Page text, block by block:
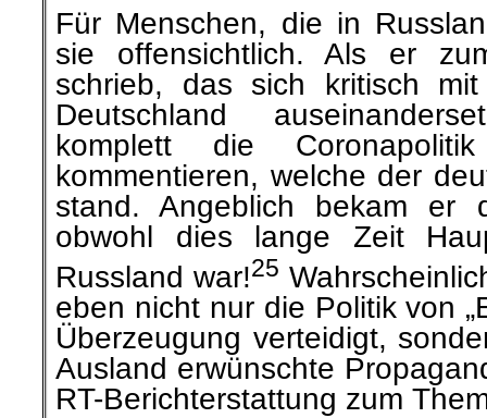
Für Menschen, die in
sie offensichtlich. Als er
schrieb, das sich kritisch
Deutschland
komplett die
kommentieren, welche der
stand. Angeblich bekam er
obwohl dies lange Zeit
Russland war!25
eben nicht nur die Politik von
Überzeugung verteidigt,
Ausland erwünschte
RT-Berichterstattung zum